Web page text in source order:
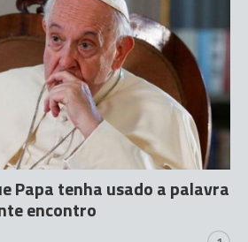
Papa tenha usado a palavra
encontro